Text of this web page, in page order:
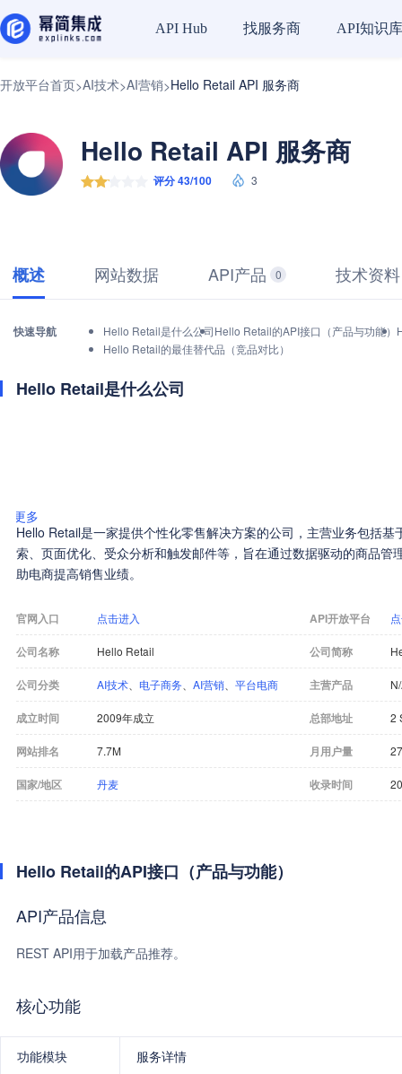
API Hub 找服务商 API知识库
开放平台首页>AI技术>AI营销>Hello Retail API 服务商
Hello Retail API 服务商
评分 43/100 3
概述 网站数据 API产品 0 技术资料
快速导航 Hello Retail是什么公司Hello Retail的API接口（产品与功能）
Hello Retail的最佳替代品（竞品对比）
Hello Retail是什么公司
更多
Hello Retail是一家提供个性化零售解决方案的公司，主营业务包括
索、页面优化、受众分析和触发邮件等，旨在通过数据驱动的商品管
助电商提高销售业绩。
官网入口 点击进入 API开放平台
公司名称 Hello Retail 公司简称
公司分类 AI技术 电子商务 AI营销 平台电商 主营产品
成立时间 2009年成立 总部地址 2
网站排名 7.7M 月用户量
国家/地区 丹麦 收录时间
Hello Retail的API接口（产品与功能）
API产品信息
REST API用于加载产品推荐。
核心功能
功能模块 服务详情